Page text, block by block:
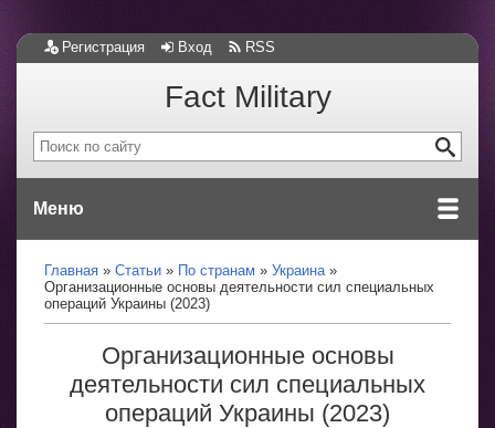
Регистрация Вход RSS
Fact Military
Меню
Главная Статьи По странам
Украина
Организационные основы деятельности сил специальных
операций Украины (2023)
Организационные основы
деятельности сил специальных
операций Украины (2023)